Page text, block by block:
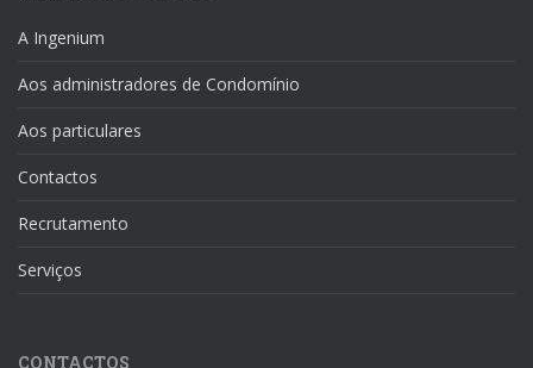
A Ingenium
Aos administradores de Condomínio
Aos particulares
Contactos
Recrutamento
Serviços
CONTACTOS